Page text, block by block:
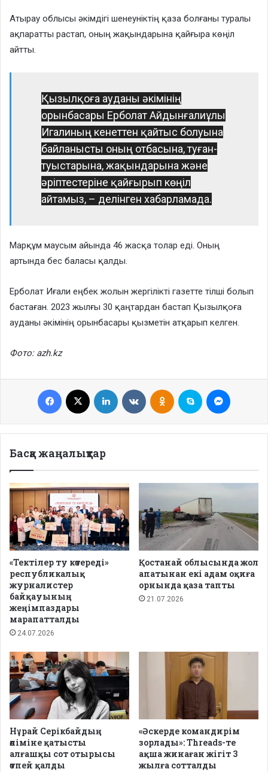
Атырау облысы әкімдігі шенеуніктің қаза болғаны туралы
ақпаратты растап, оның жақындарына қайғыра көңіл
айтты.
Қызылқоға ауданы әкімінің
орынбасары Ерболат Айдынғалиұлы
Игалиның кенеттен қайтыс болуына
байланысты оның отбасына, туған-
туыстарына, жақындарына және
әріптестеріне қайғырып көңіл
айтамыз, – делінген хабарламада.
Марқұм маусым айында 46 жасқа толар еді. Оның
артында бес баласы қалды.
Ерболат Иғали еңбек жолын жергілікті газетте тілші болып
бастаған. 2023 жылғы 30 қаңтардан бастап Қызылқоға
ауданы әкімінің орынбасары қызметін атқарып келген.
Фото: azh.kz
Facebook LinkedIn VKontakteOdnoklassniki
Skype
Басқа жаңалықтар
«Тектілер ту көтереді»
республикалық
журналистер
байқауының
жеңімпаздары
марапатталды
24.07.2026
Қостанай облысында жол
апатынан екі адам оқиға
орнында қаза тапты
21.07.2026
Нұрай Серікбайдың
өліміне қатысты
алғашқы сот отырысы
өтпей қалды
«Әскерде командирім
зорлады»: Threads-те
ақша жинаған жігіт 3
жылға сотталды